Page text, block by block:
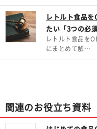
レトルト食品
たい「3つの必
レトルト食品を
にまとめて解…
関連のお役立ち資料